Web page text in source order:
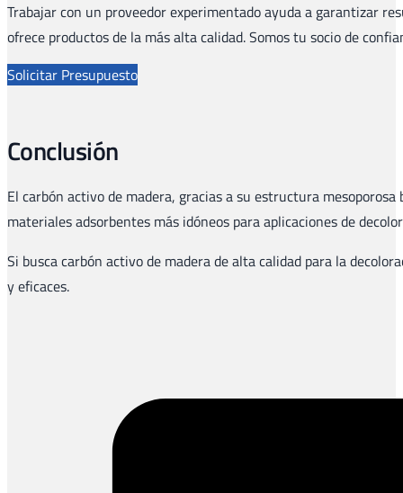
Trabajar con un proveedor experimentado ayuda a garantizar
ofrece productos de la más alta calidad. Somos tu socio de
Solicitar Presupuesto
Conclusión
El carbón activo de madera, gracias a su estructura
materiales adsorbentes más idóneos para aplicaciones de
Si busca carbón activo de madera de alta calidad para la
y eficaces.